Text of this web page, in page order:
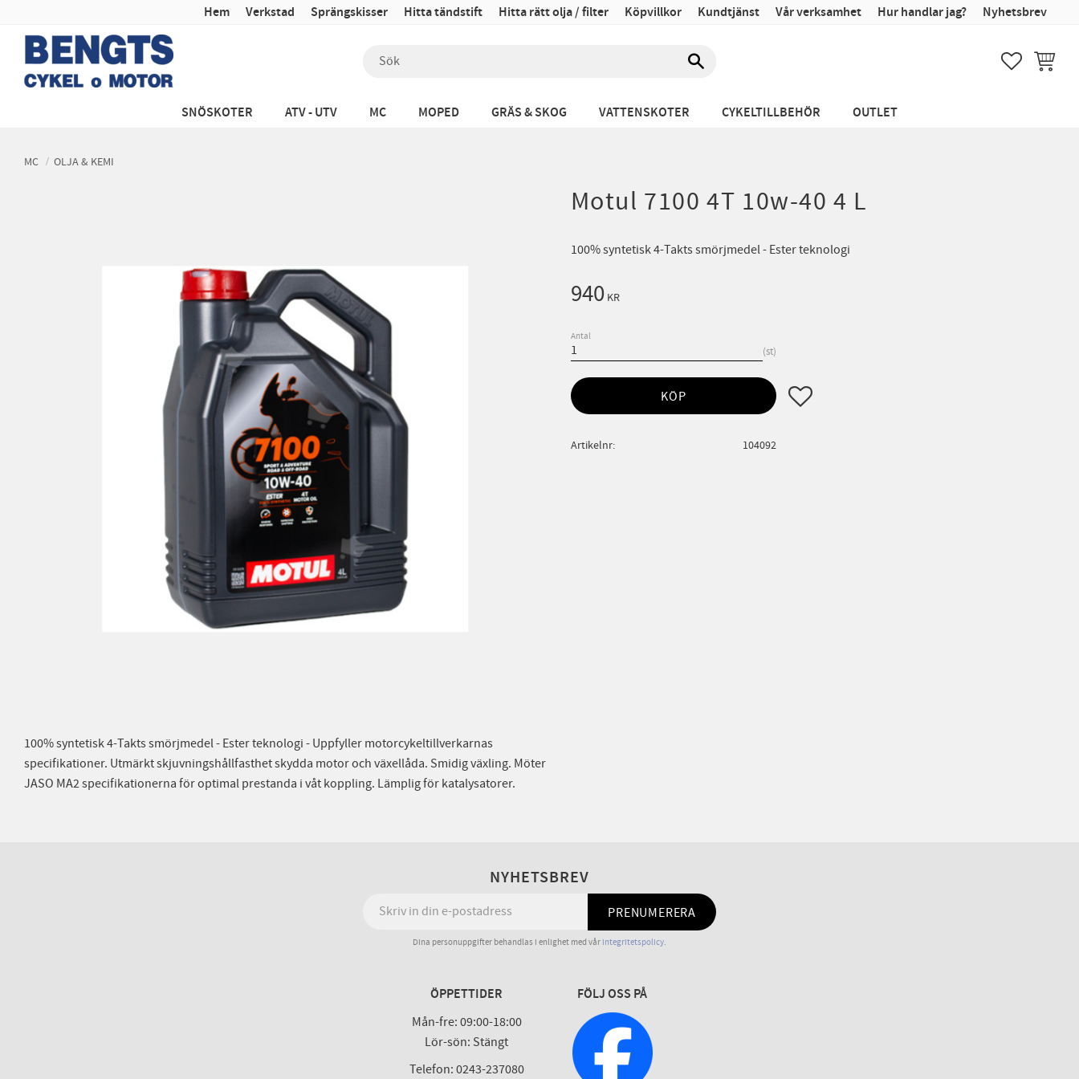
Hem Verkstad Sprängskisser Hitta tändstift Hitta rätt olja / filter Köpvillkor Kundtjänst Vår verksamhet Hur handlar jag? Nyhetsbrev
FAVORITER
SNÖSKOTER ATV - UTV MC MOPED GRÄS & SKOG VATTENSKOTER CYKELTILLBEHÖR OUTLET
MC OLJA & KEMI
Motul 7100 4T 10w-40 4 L
​100% syntetisk 4-Takts smörjmedel - Ester teknologi
940KR
Antal
st
KÖP Lägg till i favoriter
Artikelnr 104092
100% syntetisk 4-Takts smörjmedel - Ester teknologi - Uppfyller motorcykeltillverkarnas
specifikationer. Utmärkt skjuvningshållfasthet skydda motor och växellåda. Smidig växling. Möter
JASO MA2 specifikationerna för optimal prestanda i våt koppling. Lämplig för katalysatorer.
NYHETSBREV
PRENUMERERA
Dina personuppgifter behandlas i enlighet med vår integritetspolicy.
ÖPPETTIDER
Mån-fre: 09:00-18:00
Lör-sön: Stängt
Telefon: 0243-237080
FÖLJ OSS PÅ